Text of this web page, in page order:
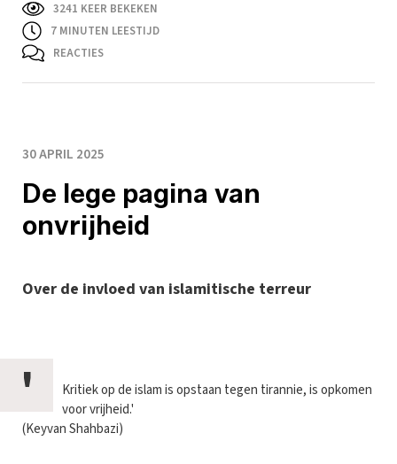
3241 KEER BEKEKEN
7 MINUTEN LEESTIJD
REACTIES
30 APRIL 2025
De lege pagina van
onvrijheid
Over de invloed van islamitische terreur
'
Kritiek op de islam is opstaan tegen tirannie, is opkomen
voor vrijheid.'
(Keyvan Shahbazi)